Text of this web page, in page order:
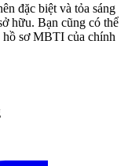
đặc biệt và tỏa sáng
hữu. Bạn cũng có thể
hồ sơ MBTI của chính